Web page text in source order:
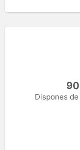
Dispones